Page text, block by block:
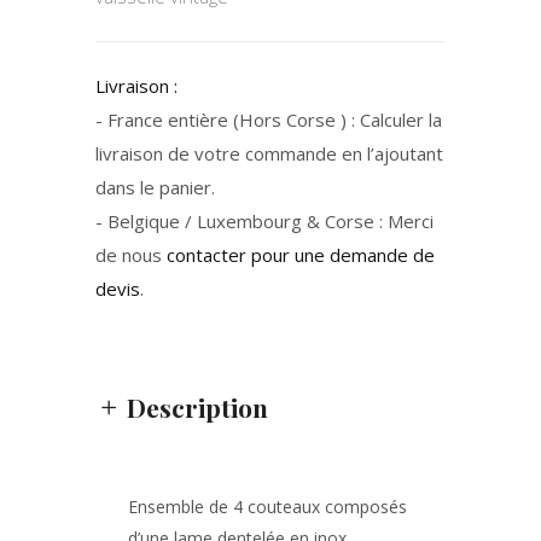
Livraison :
- France entière (Hors Corse ) : Calculer la
livraison de votre commande en l’ajoutant
dans le panier.
- Belgique / Luxembourg & Corse : Merci
de nous contacter pour une demande de
devis.
Description
Ensemble de 4 couteaux composés